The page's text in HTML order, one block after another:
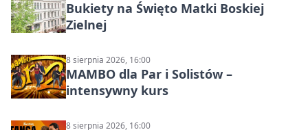
Bukiety na Święto Matki Boskiej
Zielnej
8 sierpnia 2026, 16:00
MAMBO dla Par i Solistów –
intensywny kurs
8 sierpnia 2026, 16:00